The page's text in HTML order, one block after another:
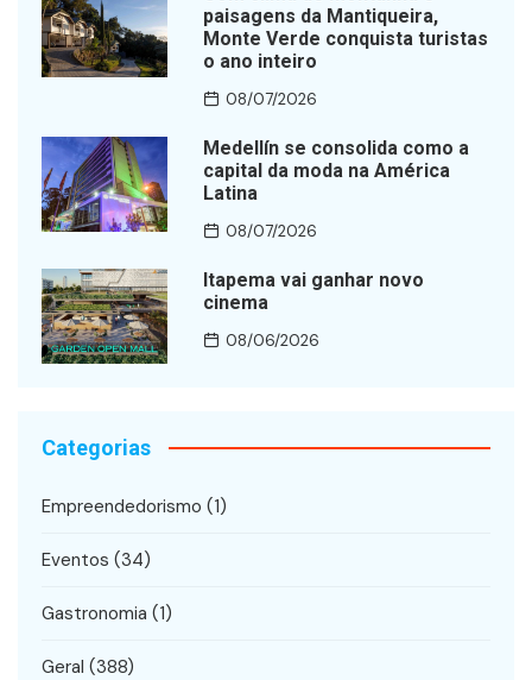
paisagens da Mantiqueira,
Monte Verde conquista turistas
o ano inteiro
08/07/2026
Medellín se consolida como a
capital da moda na América
Latina
08/07/2026
Itapema vai ganhar novo
cinema
08/06/2026
Categorias
Empreendedorismo (1)
Eventos (34)
Gastronomia (1)
Geral (388)